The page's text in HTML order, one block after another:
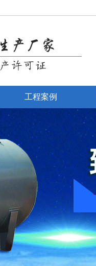
工程案例